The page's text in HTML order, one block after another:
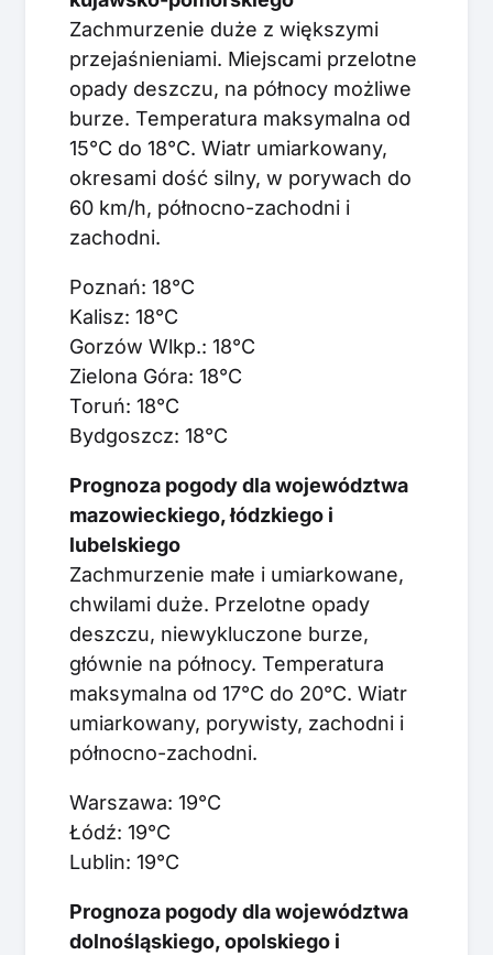
Zachmurzenie duże z większymi
przejaśnieniami. Miejscami przelotne
opady deszczu, na północy możliwe
burze. Temperatura maksymalna od
15°C do 18°C. Wiatr umiarkowany,
okresami dość silny, w porywach do
60 km/h, północno-zachodni i
zachodni.
Poznań: 18°C
Kalisz: 18°C
Gorzów Wlkp.: 18°C
Zielona Góra: 18°C
Toruń: 18°C
Bydgoszcz: 18°C
Prognoza pogody dla województwa
mazowieckiego, łódzkiego i
lubelskiego
Zachmurzenie małe i umiarkowane,
chwilami duże. Przelotne opady
deszczu, niewykluczone burze,
głównie na północy. Temperatura
maksymalna od 17°C do 20°C. Wiatr
umiarkowany, porywisty, zachodni i
północno-zachodni.
Warszawa: 19°C
Łódź: 19°C
Lublin: 19°C
Prognoza pogody dla województwa
dolnośląskiego, opolskiego i